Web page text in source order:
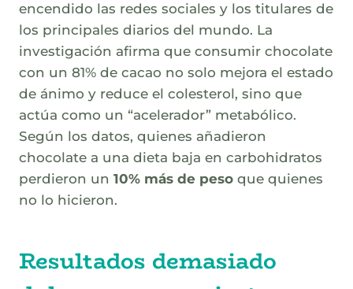
encendido las redes sociales y los titulares de
los principales diarios del mundo. La
investigación afirma que consumir chocolate
con un 81% de cacao no solo mejora el estado
de ánimo y reduce el colesterol, sino que
actúa como un “acelerador” metabólico.
Según los datos, quienes añadieron
chocolate a una dieta baja en carbohidratos
perdieron un 10% más de peso que quienes
no lo hicieron.
Resultados demasiado